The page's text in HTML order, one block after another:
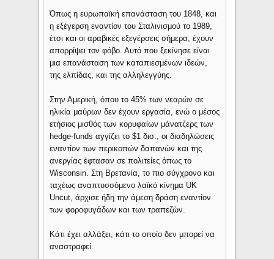
Όπως η ευρωπαϊκή επανάσταση του 1848, και
η εξέγερση εναντίον του Σταλινισμού το 1989,
έτσι και οι αραβικές εξεγέρσεις σήμερα, έχουν
απορρίψει τον φόβο. Αυτό που ξεκίνησε είναι
μια επανάσταση των καταπιεσμένων ιδεών,
της ελπίδας, και της αλληλεγγύης.
Στην Αμερική, όπου το 45% των νεαρών σε
ηλικία μαύρων δεν έχουν εργασία, ενώ ο μέσος
ετήσιος μισθός των κορυφαίων μάνατζερς των
hedge-funds αγγίζει το $1 δισ., οι διαδηλώσεις
εναντίον των περικοπών δαπανών και της
ανεργίας έφτασαν σε πολιτείες όπως το
Wisconsin. Στη Βρετανία, το πιο σύγχρονο και
ταχέως αναπτυσσόμενο λαϊκό κίνημα UK
Uncut, άρχισε ήδη την άμεση δράση εναντίον
των φοροφυγάδων και των τραπεζών.
Κάτι έχει αλλάξει, κάτι το οποίο δεν μπορεί να
αναστραφεί.